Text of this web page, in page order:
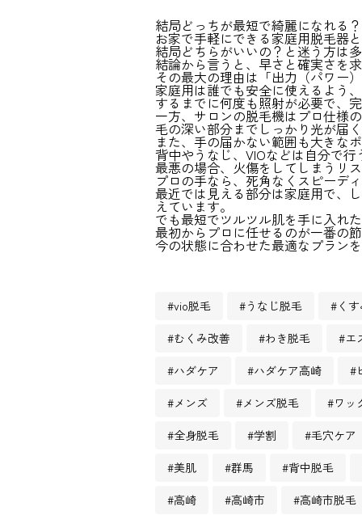
結局どっちが最短で綺麗になれる？
お家で手軽にできる家庭用脱毛器
結局どちらがいいの？と迷う方は多
結論から言うと、早さと確実さを
その最大の理由は「出力（パワー
家庭用は誰でも安全に使えるよう
するまでに何度も照射が必要で、
一方、サロンの脱毛機はプロ仕様の
毛の深い部分までしっかり光が届
また、手の届かない範囲も大きなポ
背中やうなじ、VIOなどは自分で行
最悪の場合、火傷をしてしまうリ
プロの手なら、死角なくスピーデ
最近では見える部分は家庭用で、
えています。
でも最短でツルツル肌を手に入れた
最初からプロに任せるのが一番の
今の状態に合わせた最適なプラン
#vio脱毛 #うなじ脱毛 #くす
#むくみ改善
#わき脱毛 #エ
#ハダケア
#ハダケア高崎 #
#メンズ
#メンズ脱毛 #ワッ
#全身脱毛
#学割 #毛穴ケア
#美肌
#群馬 #背中脱毛
#高崎
#高崎市 #高崎市脱毛